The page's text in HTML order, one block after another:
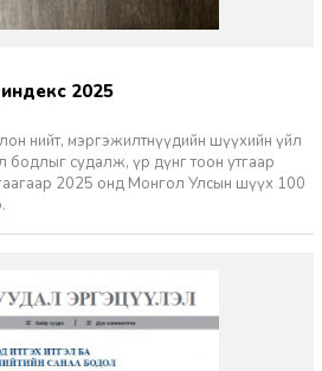
индекс 2025
нийт, мэргэжилтнүүдийн шүүхийн үйл
бодлыг судалж, үр дүнг тоон утгаар
2025 онд Монгол Улсын шүүх 100